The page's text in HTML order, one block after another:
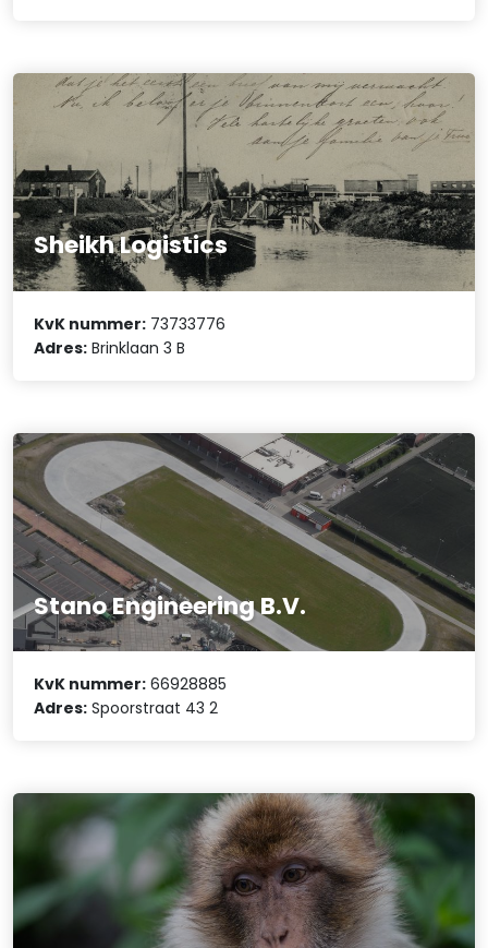
Sheikh Logistics
KvK nummer: 73733776
Adres: Brinklaan 3 B
Stano Engineering B.V.
KvK nummer: 66928885
Adres: Spoorstraat 43 2